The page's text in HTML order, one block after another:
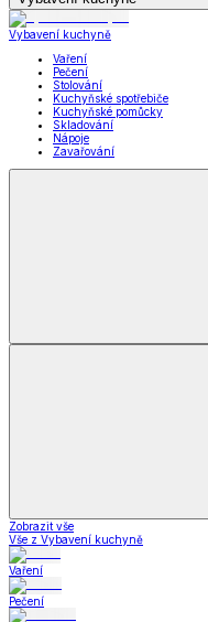
Vybavení kuchyně
Vaření
Pečení
Stolování
Kuchyňské spotřebiče
Kuchyňské pomůcky
Skladování
Nápoje
Zavařování
Zobrazit vše
Vše z Vybavení kuchyně
Vaření
Pečení